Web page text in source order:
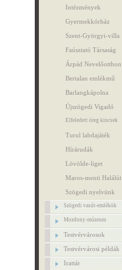
Intézmények
Gyermekkórház
Szent-Györgyi-villa
Faúsztató Társaság
Árpád Nevelőotthon
Bertalan emlékmű
Barlangkápolna
Újszögedi Vigadó
Elfeledett öreg kincsek
Turul labdajáték
Hírárudák
Lövölde-liget
Maros-menti Halálút
Szögedi nyelvünk
Szögedi vasút-emlékök
Mozdony-múzeum
Testvérvárosok
Testvérvárosi példák
Irattár